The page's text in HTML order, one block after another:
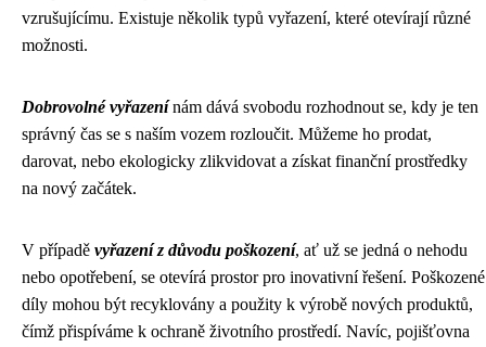
vzrušujícímu. Existuje několik typů vyřazení, které otevírají různé
možnosti.
Dobrovolné vyřazenínám dává svobodu rozhodnout se, kdy je ten
správný čas se s naším vozem rozloučit. Můžeme ho prodat,
darovat, nebo ekologicky zlikvidovat a získat finanční prostředky
na nový začátek.
V případě vyřazení z důvodu poškození, ať už se jedná o nehodu
nebo opotřebení, se otevírá prostor pro inovativní řešení. Poškozené
díly mohou být recyklovány a použity k výrobě nových produktů,
čímž přispíváme k ochraně životního prostředí. Navíc, pojišťovna